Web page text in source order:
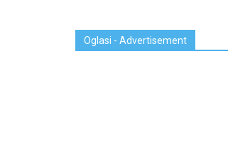
Oglasi - Advertisement